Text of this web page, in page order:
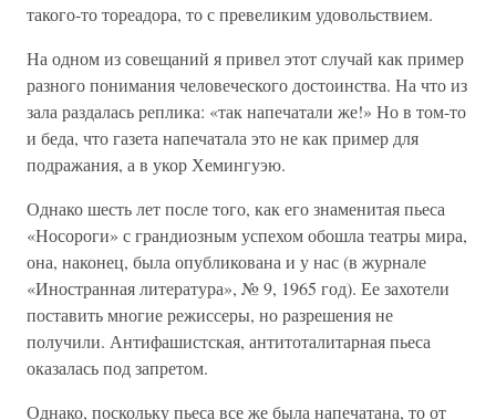
такого-то тореадора, то с превеликим удовольствием.
На одном из совещаний я привел этот случай как пример
разного понимания человеческого достоинства. На что из
зала раздалась реплика: «так напечатали же!» Но в том-то
и беда, что газета напечатала это не как пример для
подражания, а в укор Хемингуэю.
Однако шесть лет после того, как его знаменитая пьеса
«Носороги» с грандиозным успехом обошла театры мира,
она, наконец, была опубликована и у нас (в журнале
«Иностранная литература», № 9, 1965 год). Ее захотели
поставить многие режиссеры, но разрешения не
получили. Антифашистская, антитоталитарная пьеса
оказалась под запретом.
Однако, поскольку пьеса все же была напечатана, то от